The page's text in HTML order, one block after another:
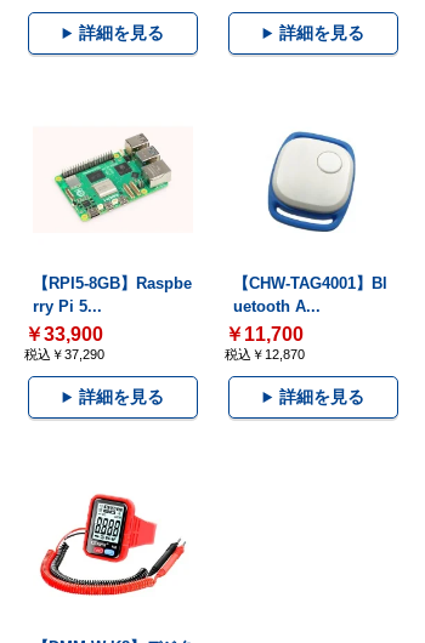
詳細を見る 詳細を見る
【RPI5-8GB】Raspbe
rry Pi 5...
￥33,900
税込￥37,290
詳細を見る
【CHW-TAG4001】Bl
uetooth A...
￥11,700
税込￥12,870
詳細を見る